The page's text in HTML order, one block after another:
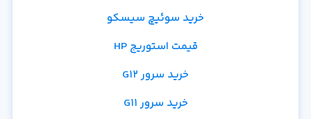
خرید سوئیچ سیسکو
قیمت استوریج HP
خرید سرور G12
خرید سرور G11